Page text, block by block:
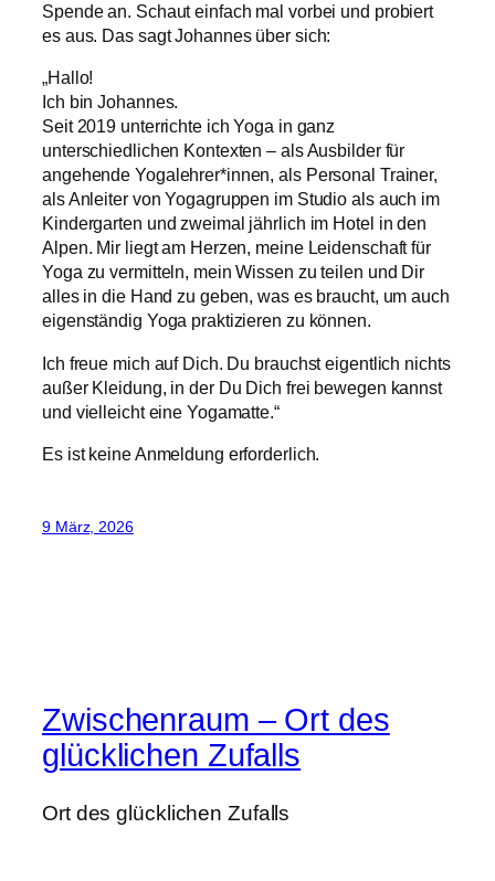
Spende an. Schaut einfach mal vorbei und probiert
es aus. Das sagt Johannes über sich:
„Hallo!
Ich bin Johannes.
Seit 2019 unterrichte ich Yoga in ganz
unterschiedlichen Kontexten – als Ausbilder für
angehende Yogalehrer*innen, als Personal Trainer,
als Anleiter von Yogagruppen im Studio als auch im
Kindergarten und zweimal jährlich im Hotel in den
Alpen. Mir liegt am Herzen, meine Leidenschaft für
Yoga zu vermitteln, mein Wissen zu teilen und Dir
alles in die Hand zu geben, was es braucht, um auch
eigenständig Yoga praktizieren zu können.
Ich freue mich auf Dich. Du brauchst eigentlich nichts
außer Kleidung, in der Du Dich frei bewegen kannst
und vielleicht eine Yogamatte.“
Es ist keine Anmeldung erforderlich.
9 März, 2026
Zwischenraum – Ort des
glücklichen Zufalls
Ort des glücklichen Zufalls